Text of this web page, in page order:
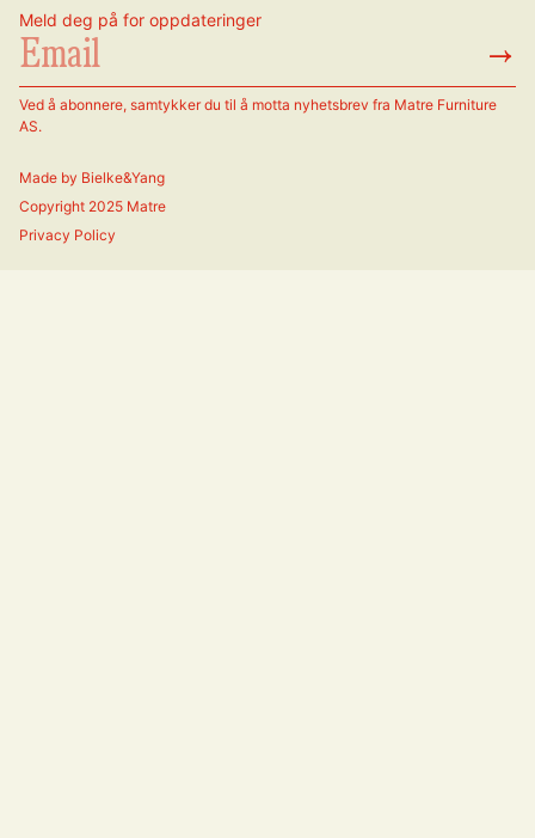
Meld deg på for oppdateringer
→
Made by Bielke&Yang
Privacy Policy
Copyright 2025 Matre
Ved å abonnere, samtykker du til å motta nyhetsbrev fra Matre Furniture
AS.